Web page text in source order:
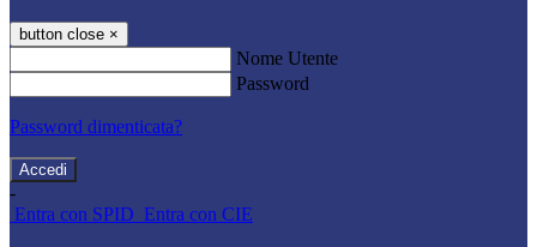
button close ×
Nome Utente
Password
Password dimenticata?
-
Entra con SPID Entra con CIE